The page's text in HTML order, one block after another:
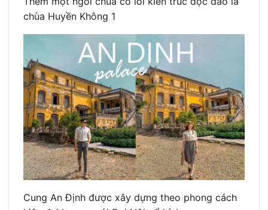
chùa Huyền Không 1
Cung An Định được xây dựng theo phong cách